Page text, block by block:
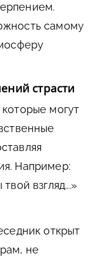
самому
страсти
могут
Например:
взгляд...»
открыт
не